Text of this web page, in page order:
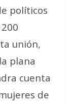
políticos
unión,
plana
cuenta
de